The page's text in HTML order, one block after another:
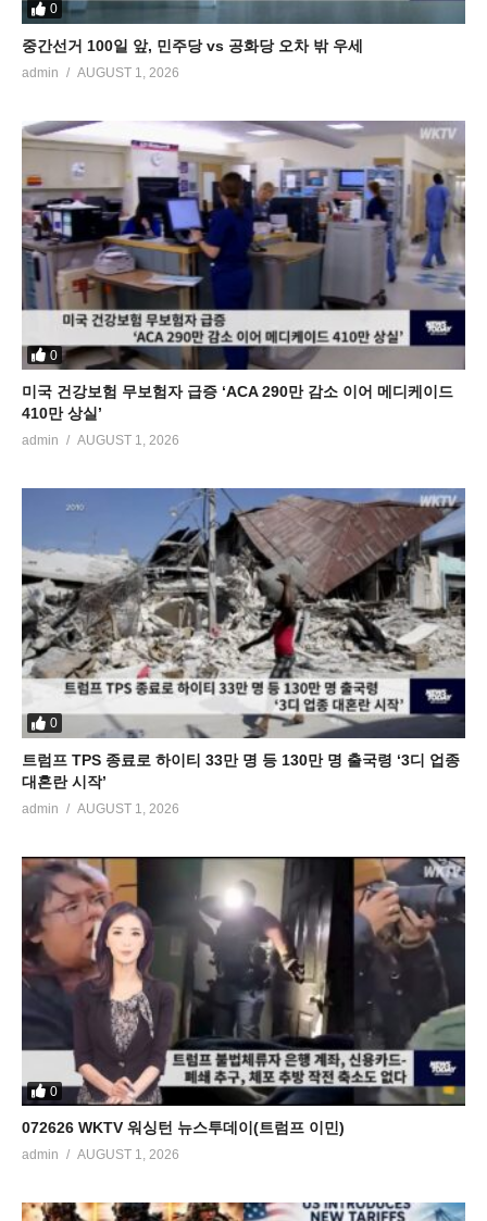
0
중간선거 100일 앞, 민주당 vs 공화당 오차 밖 우세
admin AUGUST 1, 2026
0
미국 건강보험 무보험자 급증 ‘ACA 290만 감소 이어 메디케이드
410만 상실’
admin AUGUST 1, 2026
0
트럼프 TPS 종료로 하이티 33만 명 등 130만 명 출국령 ‘3디 업종
대혼란 시작’
admin AUGUST 1, 2026
0
072626 WKTV 워싱턴 뉴스투데이(트럼프 이민)
admin AUGUST 1, 2026